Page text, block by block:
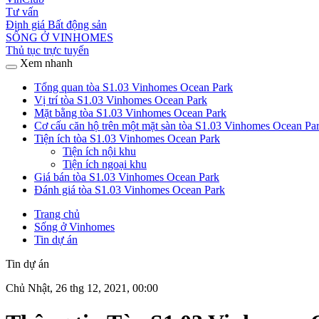
Tư vấn
Định giá Bất động sản
SỐNG Ở VINHOMES
Thủ tục trực tuyến
Xem nhanh
Tổng quan tòa S1.03 Vinhomes Ocean Park
Vị trí tòa S1.03 Vinhomes Ocean Park
Mặt bằng tòa S1.03 Vinhomes Ocean Park
Cơ cấu căn hộ trên một mặt sàn tòa S1.03 Vinhomes Ocean
Tiện ích tòa S1.03 Vinhomes Ocean Park
Tiện ích nội khu
Tiện ích ngoại khu
Giá bán tòa S1.03 Vinhomes Ocean Park
Đánh giá tòa S1.03 Vinhomes Ocean Park
Trang chủ
Sống ở Vinhomes
Tin dự án
Tin dự án
Chủ Nhật, 26 thg 12, 2021, 00:00